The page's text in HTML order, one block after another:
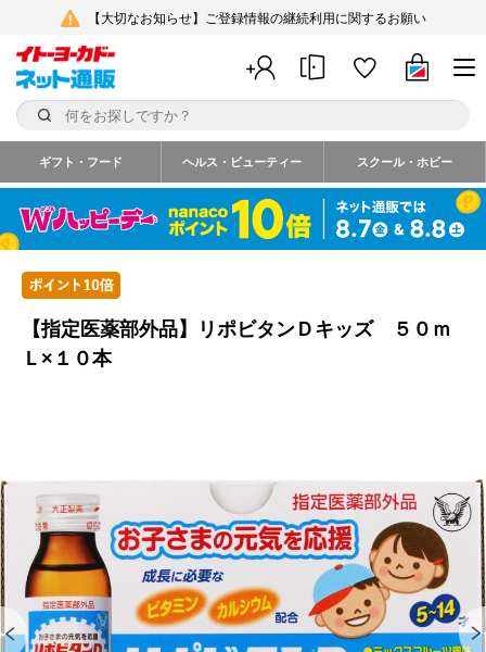
【大切なお知らせ】ご登録情報の継続利用に関するお願い
ギフト・フード ヘルス・ビューティー スクール・ホビー
【指定医薬部外品】リポビタンＤキッズ ５０ｍ
Ｌ×１０本